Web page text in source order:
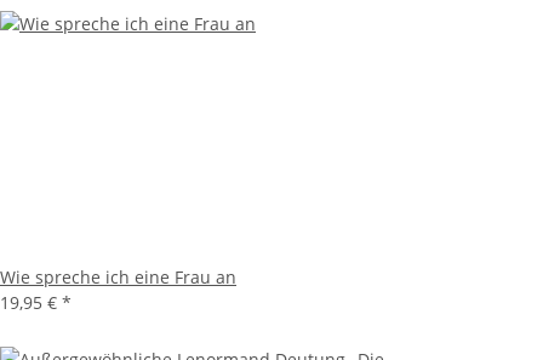
Wie spreche ich eine Frau an
19,95 € *